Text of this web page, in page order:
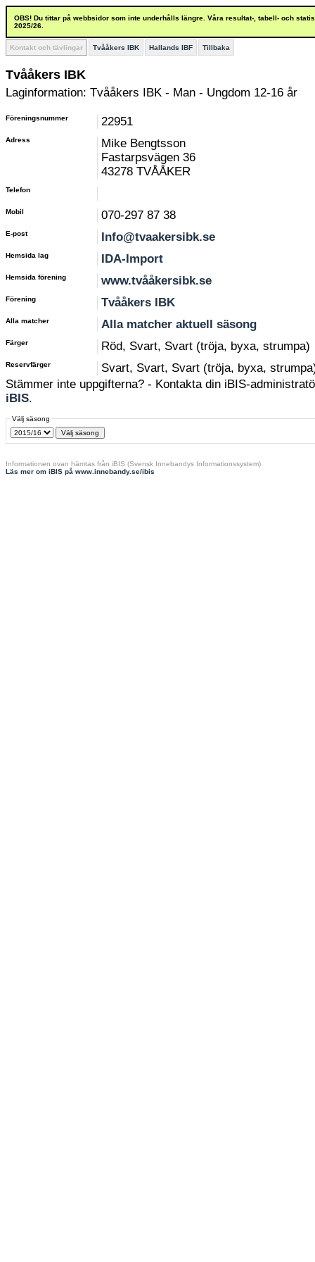
OBS! Du tittar på webbsidor som inte underhålls längre. Våra resultat-, tabell- och
2025/26.
Kontakt och tävlingar Tvååkers IBK Hallands IBF Tillbaka
Tvååkers IBK
Laginformation: Tvååkers IBK - Man - Ungdom 12-16 år
Föreningsnummer 22951
Adress
Mike Bengtsson
Fastarpsvägen 36
43278 TVÅÅKER
Telefon
Mobil 070-297 87 38
E-post Info@tvaakersibk.se
Hemsida lag IDA-Import
Hemsida förening www.tvååkersibk.se
Förening Tvååkers IBK
Alla matcher Alla matcher aktuell säsong
Färger Röd, Svart, Svart (tröja, byxa, strumpa)
Reservfärger
Svart, Svart, Svart (tröja, byxa,
Stämmer inte uppgifterna? - Kontakta din iBIS-
iBIS.
Välj säsong
Informationen ovan hämtas från iBIS (Svensk Innebandys Informationssystem)
Läs mer om iBIS på www.innebandy.se/ibis